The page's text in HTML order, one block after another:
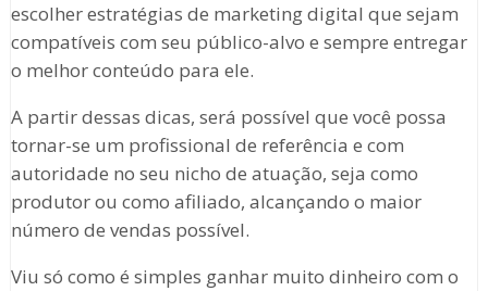
escolher estratégias de marketing digital que sejam
compatíveis com seu público-alvo e sempre entregar
o melhor conteúdo para ele.
A partir dessas dicas, será possível que você possa
tornar-se um profissional de referência e com
autoridade no seu nicho de atuação, seja como
produtor ou como afiliado, alcançando o maior
número de vendas possível.
Viu só como é simples ganhar muito dinheiro com o